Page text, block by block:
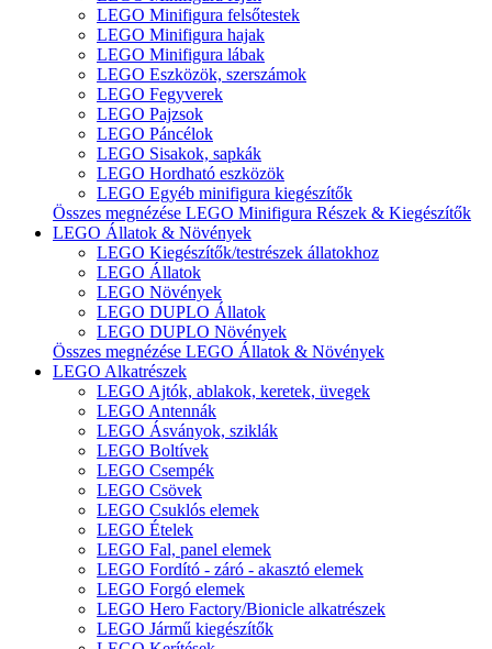
LEGO Minifigura felsőtestek
LEGO Minifigura hajak
LEGO Minifigura lábak
LEGO Eszközök, szerszámok
LEGO Fegyverek
LEGO Pajzsok
LEGO Páncélok
LEGO Sisakok, sapkák
LEGO Hordható eszközök
LEGO Egyéb minifigura kiegészítők
Összes megnézése LEGO Minifigura Részek & Kiegészítők
LEGO Állatok & Növények
LEGO Kiegészítők/testrészek állatokhoz
LEGO Állatok
LEGO Növények
LEGO DUPLO Állatok
LEGO DUPLO Növények
Összes megnézése LEGO Állatok & Növények
LEGO Alkatrészek
LEGO Ajtók, ablakok, keretek, üvegek
LEGO Antennák
LEGO Ásványok, sziklák
LEGO Boltívek
LEGO Csempék
LEGO Csövek
LEGO Csuklós elemek
LEGO Ételek
LEGO Fal, panel elemek
LEGO Fordító - záró - akasztó elemek
LEGO Forgó elemek
LEGO Hero Factory/Bionicle alkatrészek
LEGO Jármű kiegészítők